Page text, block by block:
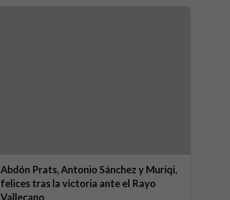
Abdón Prats, Antonio Sánchez y Muriqi,
felices tras la victoria ante el Rayo
Vallecano